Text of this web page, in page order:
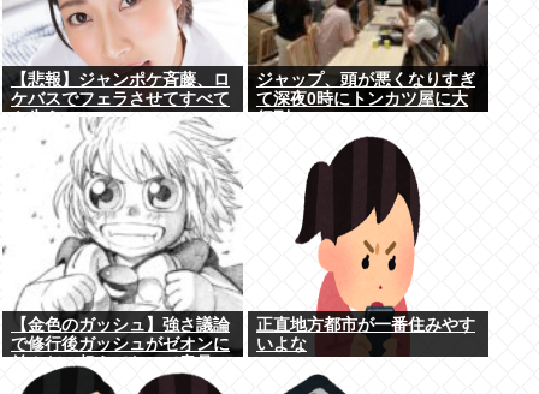
【悲報】ジャンポケ斉藤、ロ
ケバスでフェラさせてすべて
ジャップ、頭が悪くなりすぎ
て深夜0時にトンカツ屋に大
【金色のガッシュ】強さ議論
で修行後ガッシュがゼオンに
並んだ、超えてたって意見に
納得いかないんだけど
正直地方都市が一番住みやす
いよな